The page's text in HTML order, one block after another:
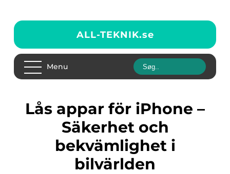
ALL-TEKNIK.se
Menu
Lås appar för iPhone –
Säkerhet och
bekvämlighet i
bilvärlden